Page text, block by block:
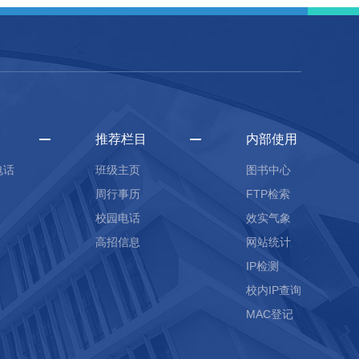
话
推荐栏目
班级主页
周行事历
校园电话
高招信息
内部使用
图书中心
FTP检索
效实气象
网站统计
IP检测
校内IP查询
MAC登记